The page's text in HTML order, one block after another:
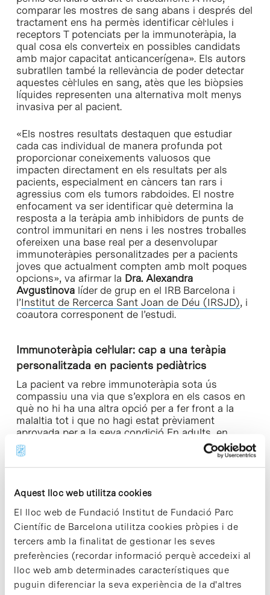
Aquest lloc web utilitza cookies
El lloc web de Fundació Institut de Fundació Parc
Científic de Barcelona utilitza cookies pròpies i de
tercers amb la finalitat de gestionar les seves
preferències (recordar informació perquè accedeixi al
lloc web amb determinades característiques que
puguin diferenciar la seva experiència de la d'altres
comparar les mostres de sang abans i després del
tractament ens ha permès identificar cèl·lules i
receptors T potenciats per la immunoteràpia, la
qual cosa els converteix en possibles candidats
amb major capacitat anticancerígena». Els autors
subratllen també la rellevància de poder detectar
aquestes cèl·lules en sang, atès que les biòpsies
líquides representen una alternativa molt menys
invasiva per al pacient.
«Els nostres resultats destaquen que estudiar
cada cas individual de manera profunda pot
proporcionar coneixements valuosos que
impacten directament en els resultats per als
pacients, especialment en càncers tan rars i
agressius com els tumors rabdoides. El nostre
enfocament va ser identificar què determina la
resposta a la teràpia amb inhibidors de punts de
control immunitari en nens i les nostres troballes
ofereixen una base real per a desenvolupar
immunoteràpies personalitzades per a pacients
joves que actualment compten amb molt poques
opcions», va afirmar la Dra. Alexandra
Avgustinovalíder de grup en el IRB Barcelona i
l’Institut de Rercerca Sant Joan de Déu (IRSJD), i
coautora corresponent de l’estudi.
Immunoteràpia cel·lular: cap a una teràpia
personalitzada en pacients pediàtrics
La pacient va rebre immunoteràpia sota ús
compassiu una via que s’explora en els casos en
què no hi ha una altra opció per a fer front a la
malaltia tot i que no hagi estat prèviament
aprovada per a la seva condició En adults, en
canvi, aquest tipus d’immunoteràpia sol ser
habitual en altres tumors, com el de còlon o de
pell, i sol funcionar millor que en pacients
mutacions és major i el sistema immunitari ho té
eliminar-les.
Aquest tractament, conegut com a inhibidor de
punts de control immunitaris, ajuda a les defenses
de l’organisme especialment els limfòcits T,
perquè reconeguin i ataquin millor les cèl·lules
tumorals. Ho aconsegueix bloquejant la proteïna